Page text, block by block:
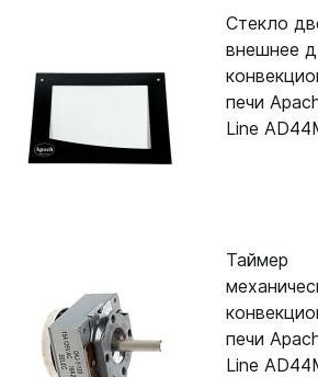
Стекло
внешнее
печи
Line
Таймер
печи
Line